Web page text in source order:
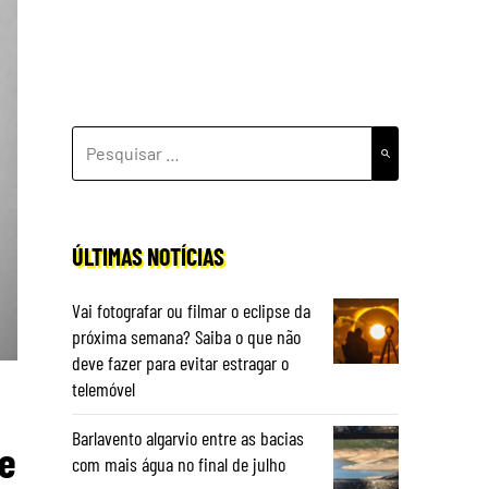
POR:
ÚLTIMAS NOTÍCIAS
Vai fotografar ou filmar o eclipse da
próxima semana? Saiba o que não
deve fazer para evitar estragar o
telemóvel
Barlavento algarvio entre as bacias
com mais água no final de julho